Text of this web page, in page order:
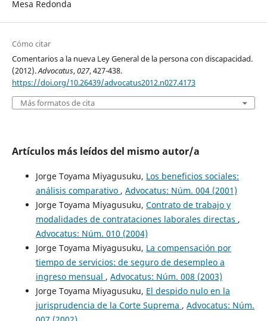
Mesa Redonda
Cómo citar
Comentarios a la nueva Ley General de la persona con discapacidad.
(2012).Advocatus,027, 427-438.
https://doi.org/10.26439/advocatus2012.n027.4173
Más formatos de cita
Artículos más leídos del mismo autor/a
Jorge Toyama Miyagusuku, Los beneficios sociales:
análisis comparativo , Advocatus: Núm. 004 (2001)
Jorge Toyama Miyagusuku, Contrato de trabajo y
modalidades de contrataciones laborales directas ,
Advocatus: Núm. 010 (2004)
Jorge Toyama Miyagusuku, La compensación por
tiempo de servicios: de seguro de desempleo a
ingreso mensual , Advocatus: Núm. 008 (2003)
Jorge Toyama Miyagusuku, El despido nulo en la
jurisprudencia de la Corte Suprema , Advocatus: Núm.